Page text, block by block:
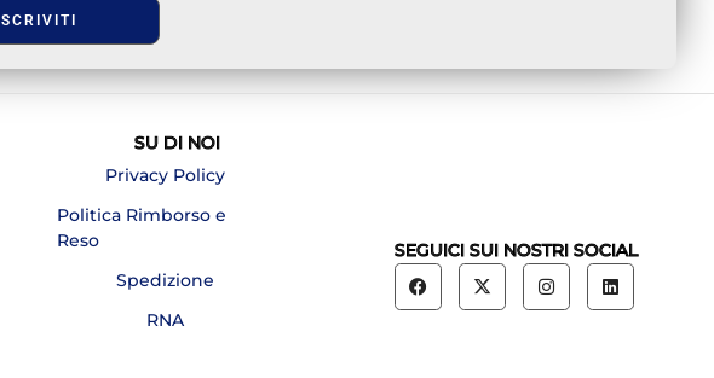
ISCRIVITI
SU DI NOI
Privacy Policy
Politica Rimborso e
Reso
Spedizione
RNA
SEGUICI SUI NOSTRI SOCIAL